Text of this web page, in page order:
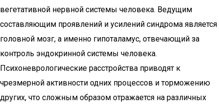
вегетативной нервной системы человека. Ведущим
составляющим проявлений и усилений синдрома является
головной мозг, а именно гипоталамус, отвечающий за
контроль эндокринной системы человека.
Психоневрологические расстройства приводят к
чрезмерной активности одних процессов и торможению
других, что сложным образом отражается на различных